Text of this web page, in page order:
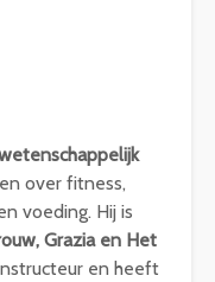
over fitness,
voeding. Hij is
Grazia en Het
en heeft